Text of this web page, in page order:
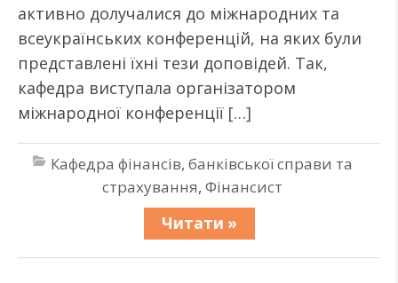
активно долучалися до міжнародних та
всеукраїнських конференцій, на яких були
представлені їхні тези доповідей. Так,
кафедра виступала організатором
міжнародної конференції […]
Кафедра фінансів, банківської справи та
страхування, Фінансист
Читати »